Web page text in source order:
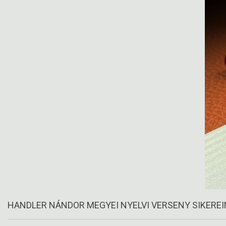
HANDLER NÁNDOR MEGYEI NYELVI VERSENY